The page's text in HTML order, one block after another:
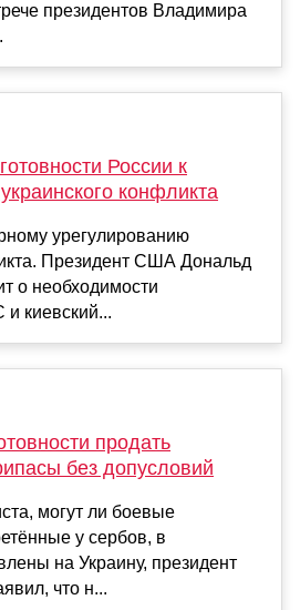
президентов Владимира
России к
конфликта
урегулированию
Президент США Дональд
о необходимости
киевский...
продать
без допусловий
могут ли боевые
у сербов, в
на Украину, президент
что н...